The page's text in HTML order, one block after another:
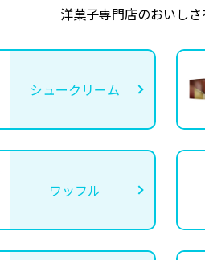
洋菓子専門店のおいし
シュークリーム
ワッフル